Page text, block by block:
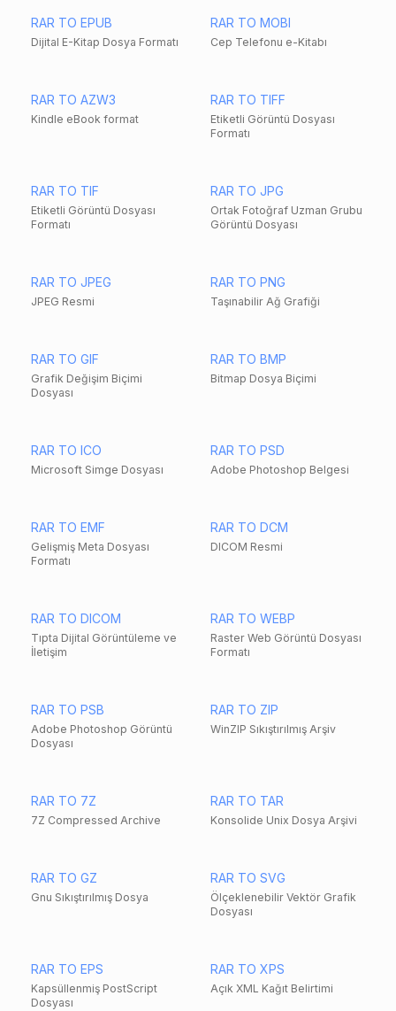
RAR TO EPUB
Dijital E-Kitap Dosya Formatı
RAR TO MOBI
Cep Telefonu e-Kitabı
RAR TO AZW3
Kindle eBook format
RAR TO TIFF
Etiketli Görüntü Dosyası
Formatı
RAR TO TIF
Etiketli Görüntü Dosyası
Formatı
RAR TO JPG
Ortak Fotoğraf Uzman Grubu
Görüntü Dosyası
RAR TO JPEG
JPEG Resmi
RAR TO PNG
Taşınabilir Ağ Grafiği
RAR TO GIF
Grafik Değişim Biçimi
Dosyası
RAR TO BMP
Bitmap Dosya Biçimi
RAR TO ICO
Microsoft Simge Dosyası
RAR TO PSD
Adobe Photoshop Belgesi
RAR TO EMF
Gelişmiş Meta Dosyası
Formatı
RAR TO DCM
DICOM Resmi
RAR TO DICOM
Tıpta Dijital Görüntüleme ve
İletişim
RAR TO WEBP
Raster Web Görüntü Dosyası
Formatı
RAR TO PSB
Adobe Photoshop Görüntü
Dosyası
RAR TO ZIP
WinZIP Sıkıştırılmış Arşiv
RAR TO 7Z
7Z Compressed Archive
RAR TO TAR
Konsolide Unix Dosya Arşivi
RAR TO GZ
Gnu Sıkıştırılmış Dosya
RAR TO SVG
Ölçeklenebilir Vektör Grafik
Dosyası
RAR TO EPS
Kapsüllenmiş PostScript
Dosyası
RAR TO XPS
Açık XML Kağıt Belirtimi